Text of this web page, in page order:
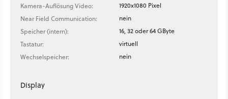
Kamera-Auflösung Video:
1920x1080 Pixel
Near Field Communication:
nein
Speicher (intern):
16, 32 oder 64 GByte
Tastatur:
virtuell
Wechselspeicher:
nein
Display